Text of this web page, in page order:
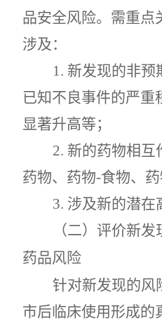
品安全风险。需重点
涉及：
1. 新发现的非预
已知不良事件的严重
显著升高等；
2. 新的药物相互
药物、药物-食物、
3. 涉及新的潜在
（二）评价新
药品风险
针对新发现的风
市后临床使用形成的